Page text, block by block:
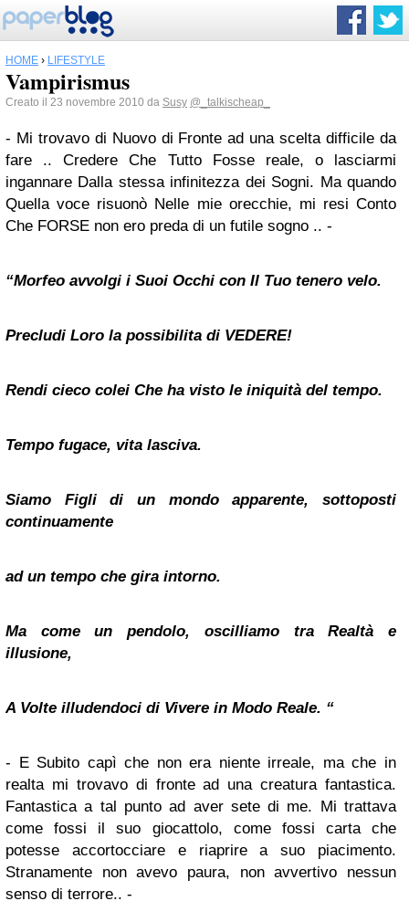
HOME › LIFESTYLE
Vampirismus
Creato il 23 novembre 2010 da Susy @_talkischeap_
- Mi trovavo di Nuovo di Fronte ad una scelta difficile da
fare .. Credere Che Tutto Fosse reale, o lasciarmi
ingannare Dalla stessa infinitezza dei Sogni. Ma quando
Quella voce risuonò Nelle mie orecchie, mi resi Conto
Che FORSE non ero preda di un futile sogno .. -
“Morfeo avvolgi i Suoi Occhi con Il Tuo tenero velo.
Precludi Loro la possibilita di VEDERE!
Rendi cieco colei Che ha visto le iniquità del tempo.
Tempo fugace, vita lasciva.
Siamo Figli di un mondo apparente, sottoposti
continuamente
ad un tempo che gira intorno.
Ma come un pendolo, oscilliamo tra Realtà e
illusione,
A Volte illudendoci di Vivere in Modo Reale. “
- E Subito capì che non era niente irreale, ma che in
realta mi trovavo di fronte ad una creatura fantastica.
Fantastica a tal punto ad aver sete di me. Mi trattava
come fossi il suo giocattolo, come fossi carta che
potesse accortocciare e riaprire a suo piacimento.
Stranamente non avevo paura, non avvertivo nessun
senso di terrore.. -